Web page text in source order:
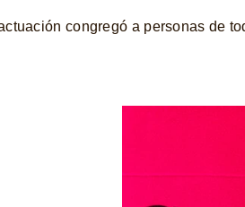
congregó a personas de